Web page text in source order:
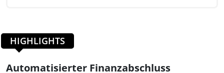
HIGHLIGHTS
Automatisierter Finanzabschluss